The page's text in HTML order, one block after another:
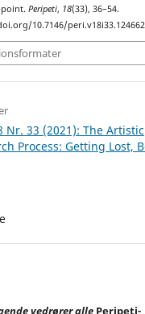
point.Peripeti, 18(33), 36–54.
10.7146/peri.v18i33.124662
Nr. 33 (2021): The Artistic
Process: Getting Lost,
vedrører alle Peripeti-